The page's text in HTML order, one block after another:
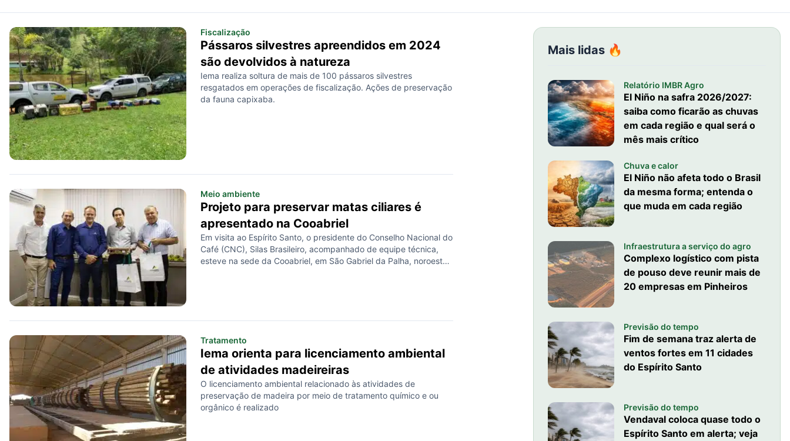
Fiscalização
Pássaros silvestres apreendidos em 2024
são devolvidos à natureza
Iema realiza soltura de mais de 100 pássaros silvestres
resgatados em operações de fiscalização. Ações de preservação
da fauna capixaba.
Meio ambiente
Projeto para preservar matas ciliares é
apresentado na Cooabriel
Em visita ao Espírito Santo, o presidente do Conselho Nacional do
Café (CNC), Silas Brasileiro, acompanhado de equipe técnica,
esteve na sede da Cooabriel, em São Gabriel da Palha, noroeste
Tratamento
Iema orienta para licenciamento ambiental
de atividades madeireiras
O licenciamento ambiental relacionado às atividades de
preservação de madeira por meio de tratamento químico e ou
orgânico é realizado
Mais lidas 🔥
Relatório IMBR Agro
El Niño na safra 2026/2027:
saiba como ficarão as chuvas
em cada região e qual será o
mês mais crítico
Chuva e calor
El Niño não afeta todo o Brasil
da mesma forma; entenda o
que muda em cada região
Infraestrutura a serviço do agro
Complexo logístico com pista
de pouso deve reunir mais de
20 empresas em Pinheiros
Previsão do tempo
Fim de semana traz alerta de
ventos fortes em 11 cidades
do Espírito Santo
Previsão do tempo
Vendaval coloca quase todo o
Espírito Santo em alerta; veja